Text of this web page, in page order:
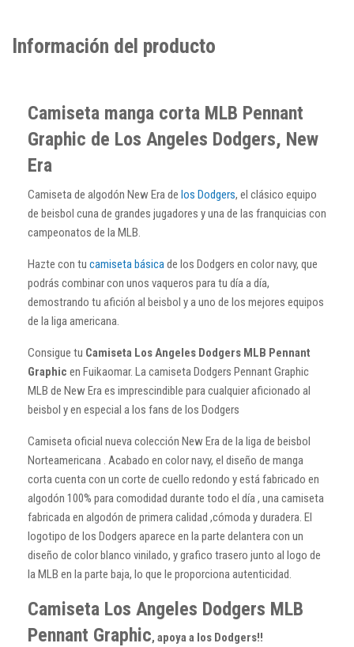
Información del producto
Camiseta manga corta MLB Pennant
Graphic de Los Angeles Dodgers, New
Era
Camiseta de algodón New Era de los Dodgers, el clásico equipo
de beisbol cuna de grandes jugadores y una de las franquicias con
campeonatos de la MLB.
Hazte con tu camiseta básicade los Dodgers en color navy, que
podrás combinar con unos vaqueros para tu día a día,
demostrando tu afición al beisbol y a uno de los mejores equipos
de la liga americana.
Consigue tu Camiseta Los Angeles Dodgers MLB Pennant
Graphic en Fuikaomar. La camiseta Dodgers Pennant Graphic
MLB de New Era es imprescindible para cualquier aficionado al
beisbol y en especial a los fans de los Dodgers
Camiseta oficial nueva colección New Era de la liga de beisbol
Norteamericana . Acabado en color navy, el diseño de manga
corta cuenta con un corte de cuello redondo y está fabricado en
algodón 100% para comodidad durante todo el día , una camiseta
fabricada en algodón de primera calidad ,cómoda y duradera. El
logotipo de los Dodgers aparece en la parte delantera con un
diseño de color blanco vinilado, y grafico trasero junto al logo de
la MLB en la parte baja, lo que le proporciona autenticidad.
Camiseta Los Angeles Dodgers MLB
Pennant Graphic, apoya a los Dodgers!!